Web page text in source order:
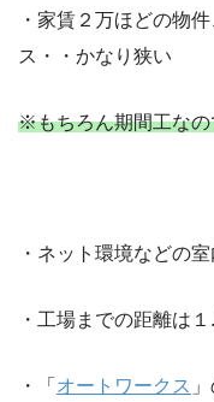
・家賃２万ほどの物
ス・・かなり狭い
※もちろん期間工なの
・ネット環境などの
・工場までの距離は
・「オートワークス